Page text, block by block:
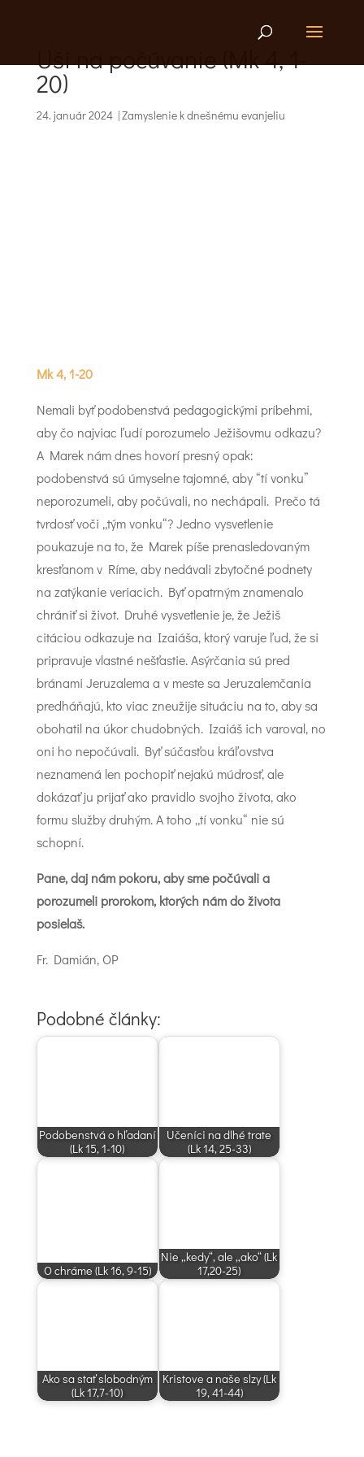
Uši na počúvanie (Mk 4, 1-
20)
24. január 2024|Zamyslenie k dnešnému evanjeliu
Mk 4, 1-20
Nemali byť podobenstvá pedagogickými príbehmi,
aby čo najviac ľudí porozumelo Ježišovmu odkazu?
A Marek nám dnes hovorí presný opak:
podobenstvá sú úmyselne tajomné, aby “tí vonku”
neporozumeli, aby počúvali, no nechápali. Prečo tá
tvrdosť voči „tým vonku“? Jedno vysvetlenie
poukazuje na to, že Marek píše prenasledovaným
kresťanom v Ríme, aby nedávali zbytočné podnety
na zatýkanie veriacich. Byť opatrným znamenalo
chrániť si život. Druhé vysvetlenie je, že Ježiš
citáciou odkazuje na Izaiáša, ktorý varuje ľud, že si
pripravuje vlastné nešťastie. Asýrčania sú pred
bránami Jeruzalema a v meste sa Jeruzalemčania
predháňajú, kto viac zneužije situáciu na to, aby sa
obohatil na úkor chudobných. Izaiáš ich varoval, no
oni ho nepočúvali. Byť súčasťou kráľovstva
neznamená len pochopiť nejakú múdrosť, ale
dokázať ju prijať ako pravidlo svojho života, ako
formu služby druhým. A toho „tí vonku“ nie sú
schopní.
Pane, daj nám pokoru, aby sme počúvali a
porozumeli prorokom, ktorých nám do života
posielaš.
Fr. Damián, OP
Podobné články:
Podobenstvá o hľadaní
(Lk 15, 1-10)
Učeníci na dlhé trate
(Lk 14, 25-33)
O chráme (Lk 16, 9-15)
Nie „kedy“, ale „ako“ (Lk
17,20-25)
Ako sa stať slobodným
(Lk 17,7-10)
Kristove a naše slzy (Lk
19, 41-44)